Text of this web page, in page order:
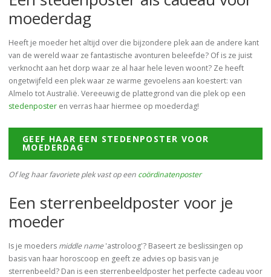
moederdag
Heeft je moeder het altijd over die bijzondere plek aan de andere kant
van de wereld waar ze fantastische avonturen beleefde? Of is ze juist
verknocht aan het dorp waar ze al haar hele leven woont? Ze heeft
ongetwijfeld een plek waar ze warme gevoelens aan koestert: van
Almelo tot Australië. Vereeuwig de plattegrond van die plek op een
stedenposter en verras haar hiermee op moederdag!
GEEF HAAR EEN STEDENPOSTER VOOR
MOEDERDAG
Of leg haar favoriete plek vast op een coördinatenposter
Een sterrenbeeldposter voor je
moeder
Is je moeders middle name'astroloog'? Baseert ze beslissingen op
basis van haar horoscoop en geeft ze advies op basis van je
sterrenbeeld? Dan is een sterrenbeeldposter het perfecte cadeau voor